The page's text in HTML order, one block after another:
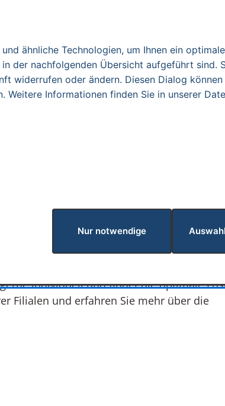
Holzwerke
abgeformt, um passgenaue
sind die Grundlage für einen
zugeschnitten ist. Die
professionell, sondern auch äußerst
die herzliche Aufnahme.
Gehörschutz ist eine Investition in Ihre
individuell und findet die optimale
Filialen und erfahren Sie mehr über die
ähnliche Technologien, um Ihnen ein
der nachfolgenden Übersicht aufgeführt sind.
widerrufen oder ändern. Diesen Dialog
Weitere Informationen finden Sie in unserer
Nur notwendige